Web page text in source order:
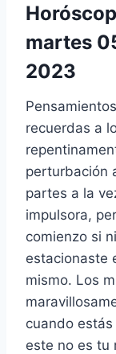
martes
2023
recuerdas a
perturbación
partes a la
impulsora,
comienzo si
estacionaste
mismo. Los
cuando
este no es tu